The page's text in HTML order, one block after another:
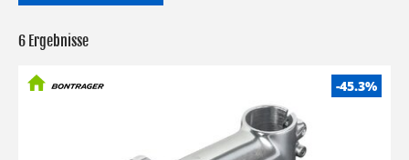
6 Ergebnisse
-45.3%